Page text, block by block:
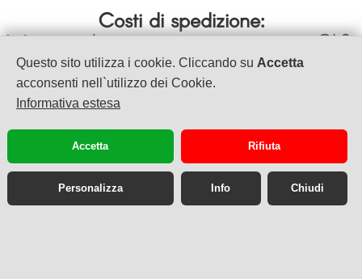
Questo sito utilizza i cookie. Cliccando su Accetta
acconsenti nell`utilizzo dei Cookie.
Informativa estesa
Accetta Rifiuta
Personalizza Info Chiudi
Costi di spedizione:
Italia >spedizione con corriere espresso GLS
- 24/48 ore
VET & BEAUTY S.A.S.
di INCORONATO ANNA & C.
VIA LIBERTA' III TRAV. A DESTRA 23/27
80055 Portici (NA)
Tel. +39 08118677707 / +39 0810201682
Cell. +39 380 361 4457